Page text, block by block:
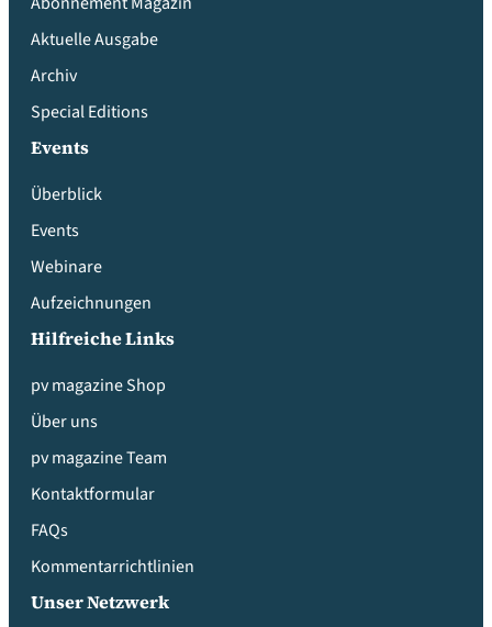
Aktuelle Ausgabe
Archiv
Special Editions
Events
Überblick
Events
Webinare
Aufzeichnungen
Hilfreiche Links
pv magazine Shop
Über uns
pv magazine Team
Kontaktformular
FAQs
Kommentarrichtlinien
Unser Netzwerk